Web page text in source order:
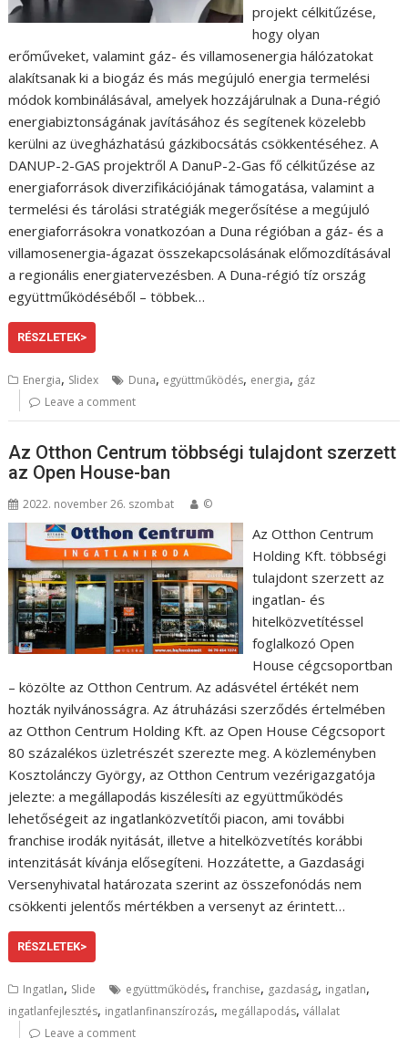
projekt célkitűzése,
hogy olyan
erőműveket, valamint gáz- és villamosenergia hálózatokat
alakítsanak ki a biogáz és más megújuló energia termelési
módok kombinálásával, amelyek hozzájárulnak a Duna-régió
energiabiztonságának javításához és segítenek közelebb
kerülni az üvegházhatású gázkibocsátás csökkentéséhez. A
DANUP-2-GAS projektről A DanuP-2-Gas fő célkitűzése az
energiaforrások diverzifikációjának támogatása, valamint a
termelési és tárolási stratégiák megerősítése a megújuló
energiaforrásokra vonatkozóan a Duna régióban a gáz- és a
villamosenergia-ágazat összekapcsolásának előmozdításával
a regionális energiatervezésben. A Duna-régió tíz ország
együttműködéséből – többek…
RÉSZLETEK>
Energia, Slidex Duna, együttműködés, energia, gáz
Leave a comment
Az Otthon Centrum többségi tulajdont szerzett
az Open House-ban
2022. november 26. szombat ©
Az Otthon Centrum
Holding Kft. többségi
tulajdont szerzett az
ingatlan- és
hitelközvetítéssel
foglalkozó Open
House cégcsoportban
– közölte az Otthon Centrum. Az adásvétel értékét nem
hozták nyilvánosságra. Az átruházási szerződés értelmében
az Otthon Centrum Holding Kft. az Open House Cégcsoport
80 százalékos üzletrészét szerezte meg. A közleményben
Kosztolánczy György, az Otthon Centrum vezérigazgatója
jelezte: a megállapodás kiszélesíti az együttműködés
lehetőségeit az ingatlanközvetítői piacon, ami további
franchise irodák nyitását, illetve a hitelközvetítés korábbi
intenzitását kívánja elősegíteni. Hozzátette, a Gazdasági
Versenyhivatal határozata szerint az összefonódás nem
csökkenti jelentős mértékben a versenyt az érintett…
RÉSZLETEK>
Ingatlan, Slide együttműködés,franchise, gazdaság, ingatlan,
ingatlanfejlesztés, ingatlanfinanszírozás, megállapodás,vállalat
Leave a comment